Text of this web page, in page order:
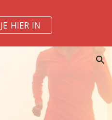
Skip to navigation
HIER IN